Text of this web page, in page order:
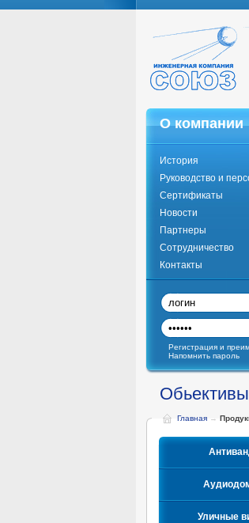
О компании
История
Руководство и
Сертификаты
Новости
Партнеры
Сотрудничество
Контакты
Регистрация и
Напомнить пароль
Обьективы
Главная →
Уличные